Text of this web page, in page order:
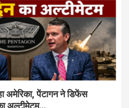
अमेरिका, पेंटागन ने डिफेंस
अल्टीमेटम…